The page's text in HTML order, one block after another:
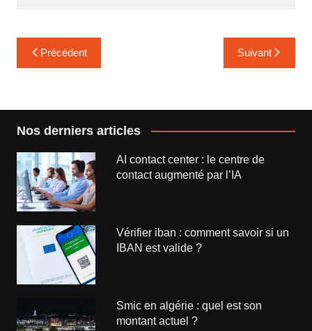
Navigation
de
Précédent Suivant
Nos derniers articles
AI contact center : le centre de
contact augmenté par l’IA
Vérifier iban : comment savoir si un
IBAN est valide ?
Smic en algérie : quel est son
montant actuel ?